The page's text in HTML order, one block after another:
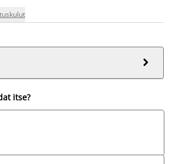

itse?